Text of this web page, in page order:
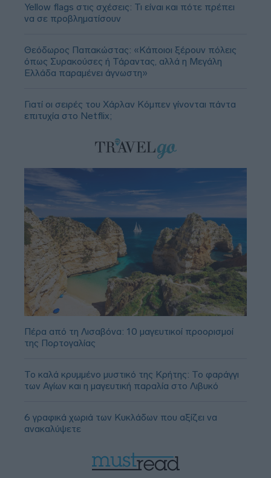
Yellow flags στις σχέσεις: Τι είναι και πότε πρέπει
να σε προβληματίσουν
Θεόδωρος Παπακώστας: «Κάποιοι ξέρουν πόλεις
όπως Συρακούσες ή Τάραντας, αλλά η Μεγάλη
Ελλάδα παραμένει άγνωστη»
Γιατί οι σειρές του Χάρλαν Κόμπεν γίνονται πάντα
επιτυχία στο Netflix;
Πέρα από τη Λισαβόνα: 10 μαγευτικοί προορισμοί
της Πορτογαλίας
Το καλά κρυμμένο μυστικό της Κρήτης: Το φαράγγι
των Αγίων και η μαγευτική παραλία στο Λιβυκό
6 γραφικά χωριά των Κυκλάδων που αξίζει να
ανακαλύψετε